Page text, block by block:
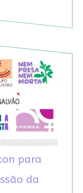
para
da